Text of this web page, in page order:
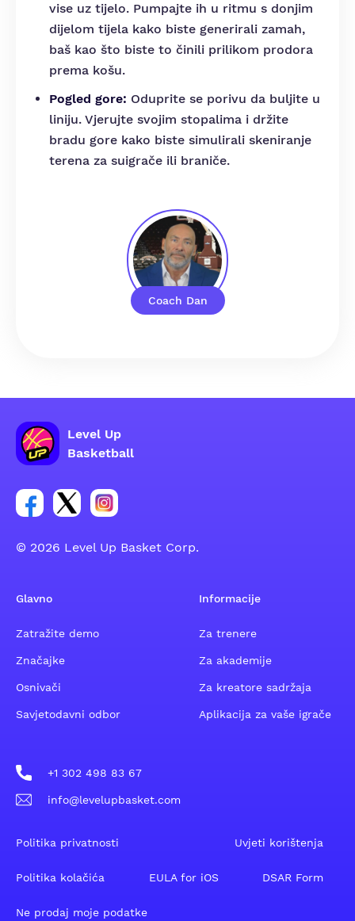
Coach Dan
vise uz tijelo. Pumpajte ih u ritmu s donjim
dijelom tijela kako biste generirali zamah,
baš kao što biste to činili prilikom prodora
prema košu.
Pogled gore: Oduprite se porivu da buljite u
liniju. Vjerujte svojim stopalima i držite
bradu gore kako biste simulirali skeniranje
terena za suigrače ili braniče.
Level Up
Basketball
Poveznica za Facebook grupu
Poveznica za Twitter grupu
Poveznica za Instagram grupu
© 2026 Level Up Basket Corp.
Glavno
Zatražite demo
Značajke
Osnivači
Savjetodavni odbor
Informacije
Za trenere
Za akademije
Za kreatore sadržaja
Aplikacija za vaše igrače
+1 302 498 83 67
info@levelupbasket.com
Politika privatnosti Uvjeti korištenja
Politika kolačića EULA for iOS DSAR Form
Ne prodaj moje podatke